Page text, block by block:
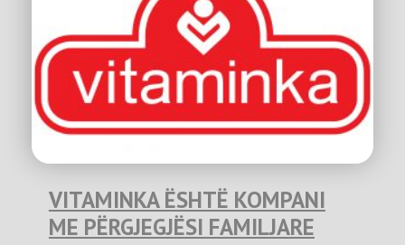
VITAMINKA ËSHTË KOMPANI
ME PËRGJEGJËSI FAMILJARE